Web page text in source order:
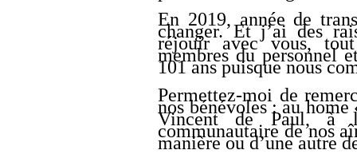
En 2019, année de
changer. Et j’ai des
réjouir avec vous,
membres du personnel
101 ans puisque nous
Permettez-moi de
nos bénévoles : au
Vincent de Paul, à
communautaire de nos
manière ou d’une autre